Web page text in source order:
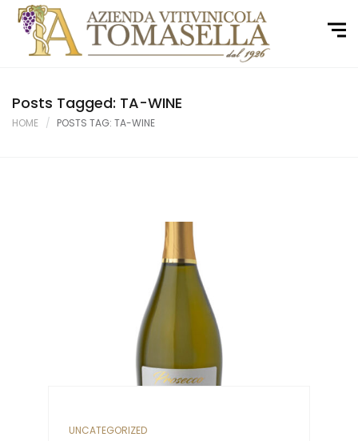
Posts Tagged: TA-WINE
HOME POSTS TAG: TA-WINE
UNCATEGORIZED